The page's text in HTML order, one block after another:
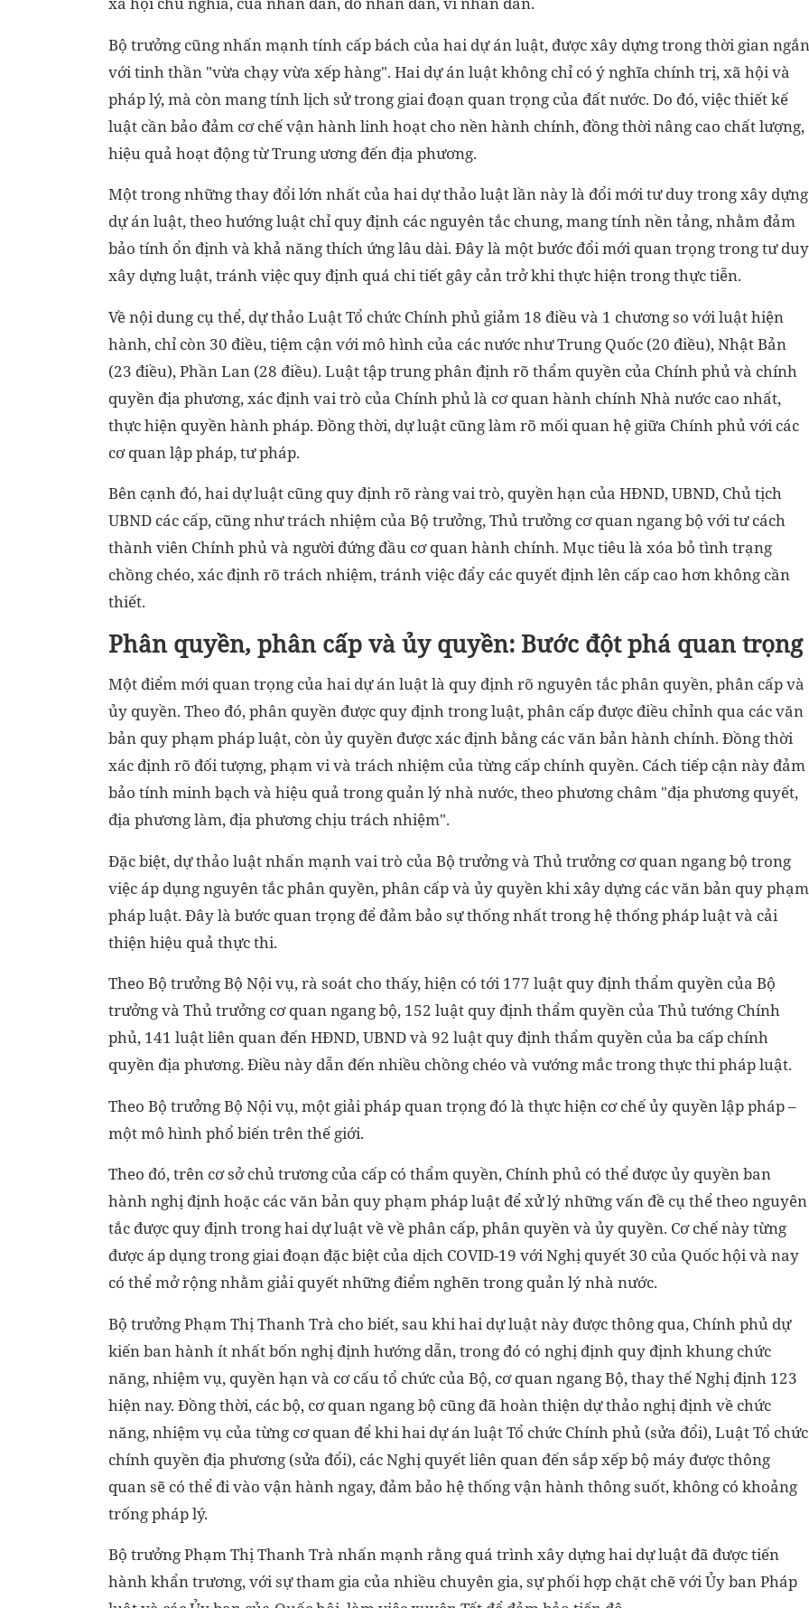
Bộ trưởng cũng nhấn mạnh tính cấp bách của hai dự án luật, được xây dựng trong thời gian ngắn
với tinh thần "vừa chạy vừa xếp hàng". Hai dự án luật không chỉ có ý nghĩa chính trị, xã hội và
pháp lý, mà còn mang tính lịch sử trong giai đoạn quan trọng của đất nước. Do đó, việc thiết kế
luật cần bảo đảm cơ chế vận hành linh hoạt cho nền hành chính, đồng thời nâng cao chất lượng,
hiệu quả hoạt động từ Trung ương đến địa phương.
Một trong những thay đổi lớn nhất của hai dự thảo luật lần này là đổi mới tư duy trong xây dựng
dự án luật, theo hướng luật chỉ quy định các nguyên tắc chung, mang tính nền tảng, nhằm đảm
bảo tính ổn định và khả năng thích ứng lâu dài. Đây là một bước đổi mới quan trọng trong tư duy
xây dựng luật, tránh việc quy định quá chi tiết gây cản trở khi thực hiện trong thực tiễn.
Về nội dung cụ thể, dự thảo Luật Tổ chức Chính phủ giảm 18 điều và 1 chương so với luật hiện
hành, chỉ còn 30 điều, tiệm cận với mô hình của các nước như Trung Quốc (20 điều), Nhật Bản
(23 điều), Phần Lan (28 điều). Luật tập trung phân định rõ thẩm quyền của Chính phủ và chính
quyền địa phương, xác định vai trò của Chính phủ là cơ quan hành chính Nhà nước cao nhất,
thực hiện quyền hành pháp. Đồng thời, dự luật cũng làm rõ mối quan hệ giữa Chính phủ với các
cơ quan lập pháp, tư pháp.
Bên cạnh đó, hai dự luật cũng quy định rõ ràng vai trò, quyền hạn của HĐND, UBND, Chủ tịch
UBND các cấp, cũng như trách nhiệm của Bộ trưởng, Thủ trưởng cơ quan ngang bộ với tư cách
thành viên Chính phủ và người đứng đầu cơ quan hành chính. Mục tiêu là xóa bỏ tình trạng
chồng chéo, xác định rõ trách nhiệm, tránh việc đẩy các quyết định lên cấp cao hơn không cần
thiết.
Phân quyền, phân cấp và ủy quyền: Bước đột phá quan trọng
Một điểm mới quan trọng của hai dự án luật là quy định rõ nguyên tắc phân quyền, phân cấp và
ủy quyền. Theo đó, phân quyền được quy định trong luật, phân cấp được điều chỉnh qua các văn
bản quy phạm pháp luật, còn ủy quyền được xác định bằng các văn bản hành chính. Đồng thời
xác định rõ đối tượng, phạm vi và trách nhiệm của từng cấp chính quyền. Cách tiếp cận này đảm
bảo tính minh bạch và hiệu quả trong quản lý nhà nước, theo phương châm "địa phương quyết,
địa phương làm, địa phương chịu trách nhiệm".
Đặc biệt, dự thảo luật nhấn mạnh vai trò của Bộ trưởng và Thủ trưởng cơ quan ngang bộ trong
việc áp dụng nguyên tắc phân quyền, phân cấp và ủy quyền khi xây dựng các văn bản quy phạm
pháp luật. Đây là bước quan trọng để đảm bảo sự thống nhất trong hệ thống pháp luật và cải
thiện hiệu quả thực thi.
Theo Bộ trưởng Bộ Nội vụ, rà soát cho thấy, hiện có tới 177 luật quy định thẩm quyền của Bộ
trưởng và Thủ trưởng cơ quan ngang bộ, 152 luật quy định thẩm quyền của Thủ tướng Chính
phủ, 141 luật liên quan đến HĐND, UBND và 92 luật quy định thẩm quyền của ba cấp chính
quyền địa phương. Điều này dẫn đến nhiều chồng chéo và vướng mắc trong thực thi pháp luật.
Theo Bộ trưởng Bộ Nội vụ, một giải pháp quan trọng đó là thực hiện cơ chế ủy quyền lập pháp –
một mô hình phổ biến trên thế giới.
Theo đó, trên cơ sở chủ trương của cấp có thẩm quyền, Chính phủ có thể được ủy quyền ban
hành nghị định hoặc các văn bản quy phạm pháp luật để xử lý những vấn đề cụ thể theo nguyên
tắc được quy định trong hai dự luật về về phân cấp, phân quyền và ủy quyền. Cơ chế này từng
được áp dụng trong giai đoạn đặc biệt của dịch COVID-19 với Nghị quyết 30 của Quốc hội và nay
có thể mở rộng nhằm giải quyết những điểm nghẽn trong quản lý nhà nước.
Bộ trưởng Phạm Thị Thanh Trà cho biết, sau khi hai dự luật này được thông qua, Chính phủ dự
kiến ban hành ít nhất bốn nghị định hướng dẫn, trong đó có nghị định quy định khung chức
năng, nhiệm vụ, quyền hạn và cơ cấu tổ chức của Bộ, cơ quan ngang Bộ, thay thế Nghị định 123
hiện nay. Đồng thời, các bộ, cơ quan ngang bộ cũng đã hoàn thiện dự thảo nghị định về chức
năng, nhiệm vụ của từng cơ quan để khi hai dự án luật Tổ chức Chính phủ (sửa đổi), Luật Tổ chức
chính quyền địa phương (sửa đổi), các Nghị quyết liên quan đến sắp xếp bộ máy được thông
quan sẽ có thể đi vào vận hành ngay, đảm bảo hệ thống vận hành thông suốt, không có khoảng
trống pháp lý.
Bộ trưởng Phạm Thị Thanh Trà nhấn mạnh rằng quá trình xây dựng hai dự luật đã được tiến
hành khẩn trương, với sự tham gia của nhiều chuyên gia, sự phối hợp chặt chẽ với Ủy ban Pháp